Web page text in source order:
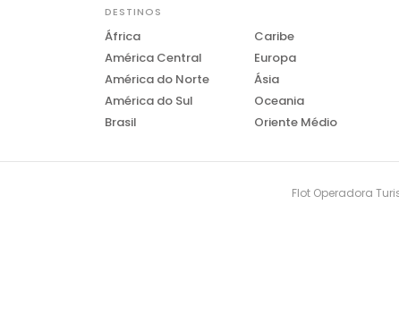
DESTINOS
África
América Central
América do Norte
América do Sul
Brasil
Caribe
Europa
Ásia
Oceania
Oriente Médio
Flot Operadora